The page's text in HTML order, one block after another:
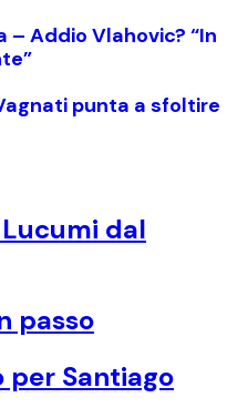
Addio Vlahovic? “In
punta a sfoltire
dal
passo
Santiago